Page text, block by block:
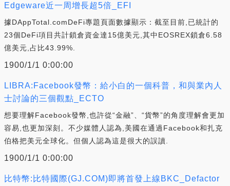
Edgeware近一周增長超5倍_EFI
據DAppTotal.comDeFi專題頁面數據顯示：截至目前,已統計的
23個DeFi項目共計鎖倉資金達15億美元,其中EOSREX鎖倉6.58
億美元,占比43.99%.
1900/1/1 0:00:00
LIBRA:Facebook發幣：給小白的一個科普，和與業內人
士討論的三個觀點_ECTO
想要理解Facebook發幣,也許從“金融”、“貨幣”的角度理解會更加
容易,也更加深刻。不少媒體人認為,美國在通過Facebook和扎克
伯格把美元全球化。但個人認為這是很大的誤讀.
1900/1/1 0:00:00
比特幣:比特國際(GJ.COM)即將首發上線BKC_Defactor